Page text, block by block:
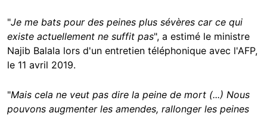
"Je me bats pour des peines plus sévères car ce qui
existe actuellement ne suffit pas", a estimé le ministre
Najib Balala lors d'un entretien téléphonique avec l'AFP,
le 11 avril 2019.
"Mais cela ne veut pas dire la peine de mort (...) Nous
pouvons augmenter les amendes, rallonger les peines